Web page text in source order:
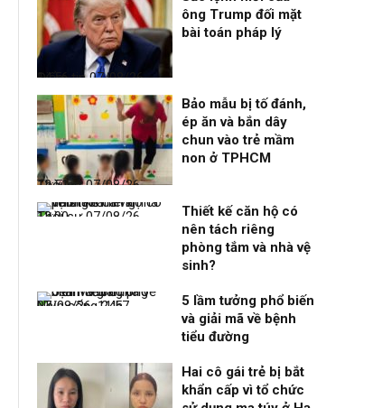
Điểm tin
07/08/26, 14:56
ông Trump đối mặt
bài toán pháp lý
Thời sự
07/08/26, 12:51
Bảo mẫu bị tố đánh,
ép ăn và bắn dây
chun vào trẻ mầm
non ở TPHCM
Thời sự
07/08/26, 12:00
Thiết kế căn hộ có
nên tách riêng
phòng tắm và nhà vệ
sinh?
Nhịp sống 24h
07/08/26, 11:57
5 lầm tưởng phổ biến
và giải mã về bệnh
tiểu đường
Hai cô gái trẻ bị bắt
khẩn cấp vì tổ chức